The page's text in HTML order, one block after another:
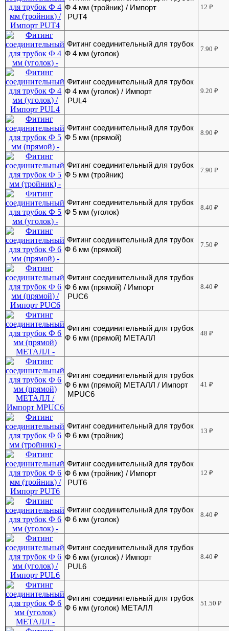
Ф 4 мм (тройник) / Импорт
PUT4
12₽
Фитинг соединительный для трубок
Ф 4 мм (уголок)
7.90₽
Фитинг соединительный для трубок
Ф 4 мм (уголок) / Импорт
PUL4
9.20₽
Фитинг соединительный для трубок
Ф 5 мм (прямой)
8.90₽
Фитинг соединительный для трубок
Ф 5 мм (тройник)
7.90₽
Фитинг соединительный для трубок
Ф 5 мм (уголок)
8.40₽
Фитинг соединительный для трубок
Ф 6 мм (прямой)
7.50₽
Фитинг соединительный для трубок
Ф 6 мм (прямой) / Импорт
PUC6
8.40₽
Фитинг соединительный для трубок
Ф 6 мм (прямой) МЕТАЛЛ
48₽
Фитинг соединительный для трубок
Ф 6 мм (прямой) МЕТАЛЛ / Импорт
MPUC6
41₽
Фитинг соединительный для трубок
Ф 6 мм (тройник)
13₽
Фитинг соединительный для трубок
Ф 6 мм (тройник) / Импорт
PUT6
12₽
Фитинг соединительный для трубок
Ф 6 мм (уголок)
8.40₽
Фитинг соединительный для трубок
Ф 6 мм (уголок) / Импорт
PUL6
8.40₽
Фитинг соединительный для трубок
Ф 6 мм (уголок) МЕТАЛЛ
51.50₽